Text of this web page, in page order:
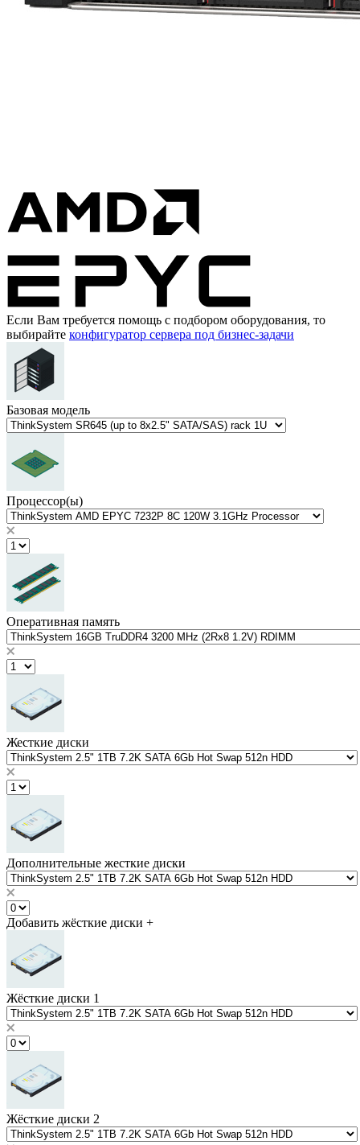
Если Вам требуется помощь с подбором оборудования, то
выбирайте конфигуратор сервера под бизнес-задачи
Базовая модель
Процессор(ы)
Оперативная память
Жесткие диски
Дополнительные жесткие диски
Добавить жёсткие диски +
Жёсткие диски 1
Жёсткие диски 2